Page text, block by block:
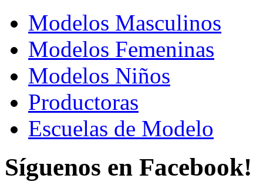
Modelos Masculinos
Modelos Femeninas
Modelos Niños
Productoras
Escuelas de Modelo
Síguenos en Facebook!